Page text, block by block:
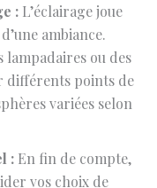
: L’éclairage joue
ambiance.
lampadaires ou des
différents points de
variées selon
: En fin de compte,
vos choix de